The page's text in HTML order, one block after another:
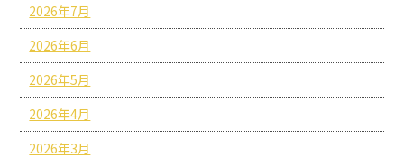
2026年7月
2026年6月
2026年5月
2026年4月
2026年3月